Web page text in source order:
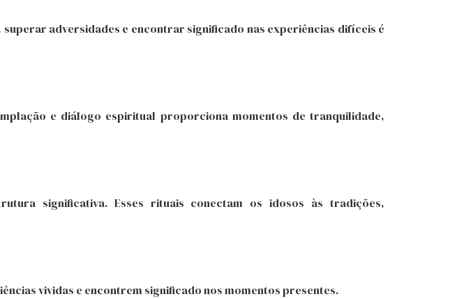
adversidades e encontrar significado nas experiências difíceis é
e diálogo espiritual proporciona momentos de tranquilidade,
significativa. Esses rituais conectam os idosos às tradições,
vividas e encontrem significado nos momentos presentes.